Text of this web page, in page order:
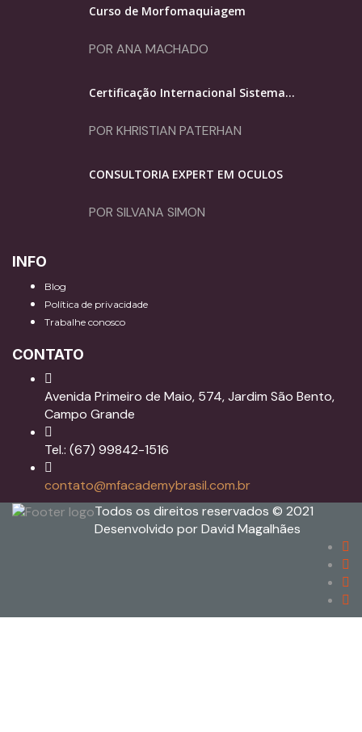
Curso de Morfomaquiagem
POR ANA MACHADO
Certificação Internacional Sistema...
POR KHRISTIAN PATERHAN
CONSULTORIA EXPERT EM ÓCULOS
POR SILVANA SIMON
INFO
Blog
Política de privacidade
Trabalhe conosco
CONTATO
Avenida Primeiro de Maio, 574, Jardim São Bento,
Campo Grande
Tel.: (67) 99842-1516
contato@mfacademybrasil.com.br
Todos os direitos reservados © 2021
Desenvolvido por David Magalhães